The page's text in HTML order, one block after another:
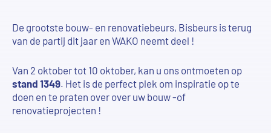
De grootste bouw- en renovatiebeurs, Bisbeurs is terug
van de partij dit jaar en WAKO neemt deel !
Van 2 oktober tot 10 oktober, kan u ons ontmoeten op
stand 1349. Het is de perfect plek om inspiratie op te
doen en te praten over over uw bouw -of
renovatieprojecten !